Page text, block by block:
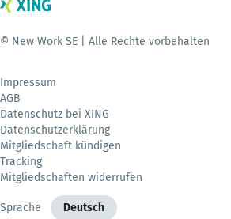
© New Work SE | Alle Rechte vorbehalten
Impressum
AGB
Datenschutz bei XING
Datenschutzerklärung
Mitgliedschaft kündigen
Tracking
Mitgliedschaften widerrufen
Sprache Deutsch